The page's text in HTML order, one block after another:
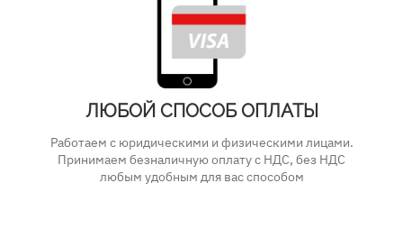
ЛЮБОЙ СПОСОБ ОПЛАТЫ
Работаем с юридическими и физическими лицами.
Принимаем безналичную оплату с НДС, без НДС
любым удобным для вас способом